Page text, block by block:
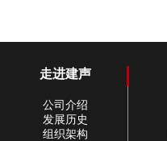
走进建声
公司介绍
发展历史
组织架构